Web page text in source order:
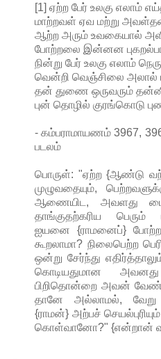
[1] ஏற்ற பேர் உலகு எலாம்
மாற்றவள் ஏவ மற்று
ஆற்ற அரும் உவகையால்
போற்றலை இன்னன
நின்று பேர் உலகு எலாம்
வென்றி வெஞ்சிலை அலால்
தன் துணை ஒருவரும்
புன் தொழில் குரங்கொடு
- கம்பராமாயணம் 3967,
படலம்
பொருள்: "ஏற்ற {ஆண்டு
முழுவதையும்,
ஆணையிட, அவளது
தாங்குதற்கரிய பெரும்
ஐயனை {ராமனைப்}
கூறலாமா? நிலைபெற்ற
ஒன்று சேர்ந்து
கொடியதுமான
பிறிதொன்றை அவன்
தானே அல்லாமல்,
{ராமன்} அற்பச்
கொள்வானோ?" {என்றான்